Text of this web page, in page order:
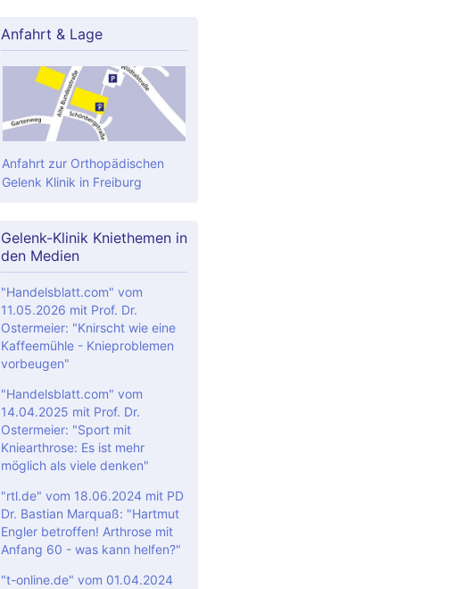
Anfahrt & Lage
Anfahrt zur Orthopädischen
Gelenk Klinik in Freiburg
Gelenk-Klinik Kniethemen in
den Medien
"Handelsblatt.com" vom
11.05.2026 mit Prof. Dr.
Ostermeier: "Knirscht wie eine
Kaffeemühle - Knieproblemen
vorbeugen"
"Handelsblatt.com" vom
14.04.2025 mit Prof. Dr.
Ostermeier: "Sport mit
Kniearthrose: Es ist mehr
möglich als viele denken"
"rtl.de" vom 18.06.2024 mit PD
Dr. Bastian Marquaß: "Hartmut
Engler betroffen! Arthrose mit
Anfang 60 - was kann helfen?"
"t-online.de" vom 01.04.2024